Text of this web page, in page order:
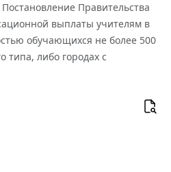
Постановление Правительства
выплаты учителям в
обучающихся не более 500
типа, либо городах с